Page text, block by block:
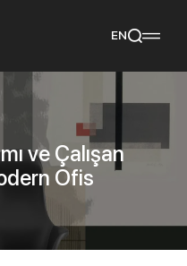
EN
ve Çalışan
Ofis